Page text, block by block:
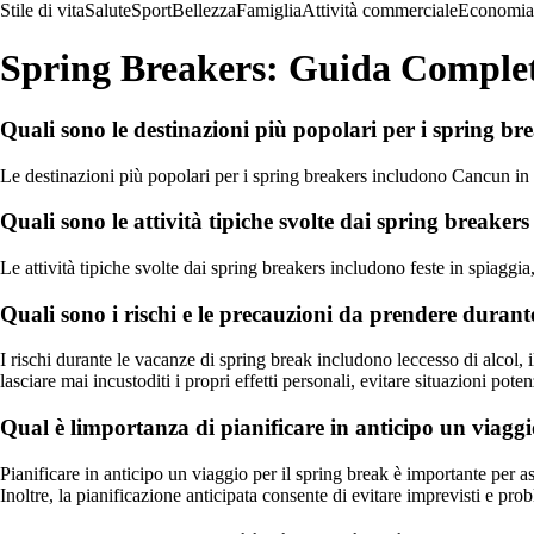
Stile di vitaSaluteSportBellezzaFamigliaAttività commercialeEconomia
Spring Breakers: Guida
Quali sono le destinazioni più popolari per i spring
Le destinazioni più popolari per i spring breakers includono Cancun
Quali sono le attività tipiche svolte dai spring
Le attività tipiche svolte dai spring breakers includono feste in
Quali sono i rischi e le precauzioni da prendere
I rischi durante le vacanze di spring break includono leccesso di
lasciare mai incustoditi i propri effetti personali, evitare situazioni
Qual è limportanza di pianificare in anticipo un
Pianificare in anticipo un viaggio per il spring break è importante per
Inoltre, la pianificazione anticipata consente di evitare imprevisti e